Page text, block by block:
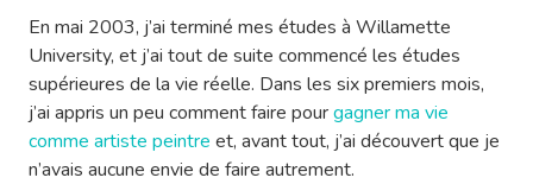
En mai 2003, j’ai terminé mes études à Willamette
University, et j’ai tout de suite commencé les études
supérieures de la vie réelle. Dans les six premiers mois,
j’ai appris un peu comment faire pourgagner ma vie
comme artiste peintre et, avant tout, j’ai découvert que je
n’avais aucune envie de faire autrement.